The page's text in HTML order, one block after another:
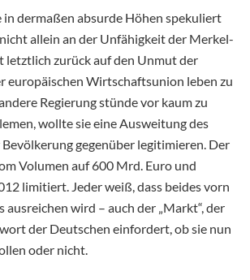
in dermaßen absurde Höhen spekuliert
allein an der Unfähigkeit der Merkel-
letztlich zurück auf den Unmut der
europäischen Wirtschaftsunion leben zu
Regierung stünde vor kaum zu
wollte sie eine Ausweitung des
gegenüber legitimieren. Der
Volumen auf 600 Mrd. Euro und
limitiert. Jeder weiß, dass beides vorn
ausreichen wird – auch der „Markt“, der
der Deutschen einfordert, ob sie nun
oder nicht.